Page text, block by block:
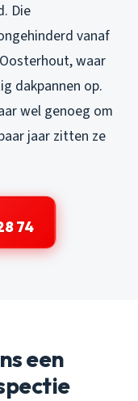
Die
vanaf
waar
dakpannen op.
wel genoeg om
jaar zitten ze
74
een